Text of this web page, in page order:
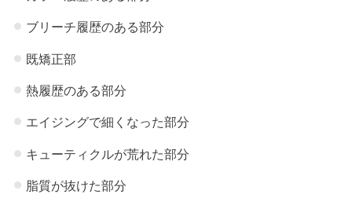
ブリーチ履歴のある部分
既矯正部
熱履歴のある部分
エイジングで細くなった部分
キューティクルが荒れた部分
脂質が抜けた部分